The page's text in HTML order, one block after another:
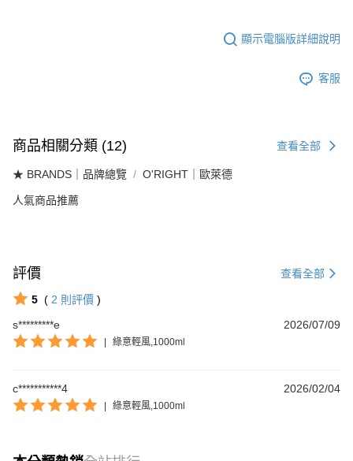
顯示電腦版詳細說明
客服
商品相關分類 (12) 查看全部
★ BRANDS｜品牌總覽 O'RIGHT｜歐萊德
人氣商品推薦
評價 查看全部
5 ( 2 則評價 )
s*********e
2026/07/09
| 綠意輕風,1000ml
c***********4 2026/02/04
| 綠意輕風,1000ml